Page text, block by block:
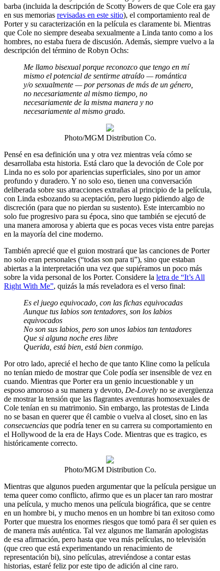
barba (incluida la descripción de Scotty Bowers de que Cole era gay
en sus memorias revisadas en este sitio), el comportamiento real de
Porter y su caracterización en la película es claramente bi. Mientras
que Cole no siempre deseaba sexualmente a Linda tanto como a los
hombres, no estaba fuera de discusión. Además, siempre vuelvo a la
descripción del término de Robyn Ochs:
Me llamo bisexual porque reconozco que tengo en mí
mismo el potencial de sentirme atraído — romántica
y/o sexualmente — por personas de más de un género,
no necesariamente al mismo tiempo, no
necesariamente de la misma manera y no
necesariamente al mismo grado.
Photo/MGM Distribution Co.
Pensé en esa definición una y otra vez mientras veía cómo se
desarrollaba esta historia. Está claro que la devoción de Cole por
Linda no es solo por apariencias superficiales, sino por un amor
profundo y duradero. Y no solo eso, tienen una conversación
deliberada sobre sus atracciones extrañas al principio de la película,
con Linda esbozando su aceptación, pero luego pidiendo algo de
discreción (para que no pierdan su sustento). Este intercambio no
solo fue progresivo para su época, sino que también se ejecutó de
una manera amorosa y abierta que es pocas veces vista entre parejas
en la mayoría del cine moderno.
También aprecié que el guion mostrará que las canciones de Porter
no solo eran personales (“todas son para ti”), sino que estaban
abiertas a la interpretación una vez que supiéramos un poco más
sobre la vida personal de los Porter. Considere la letra de “It’s All
Right With Me”, quizás la más reveladora es el verso final:
Es el juego equivocado, con las fichas equivocadas
Aunque tus labios son tentadores, son los labios
equivocados
No son sus labios, pero son unos labios tan tentadores
Que si alguna noche eres libre
Querida, está bien, está bien conmigo.
Por otro lado, aprecié el hecho de que tanto Kline como la película
no tenían miedo de mostrar que Cole podía ser insensible de vez en
cuando. Mientras que Porter era un genio incuestionable y un
esposo amoroso a su manera y devoto, De-Lovely no se avergüenza
de mostrar la tensión que las flagrantes aventuras homosexuales de
Cole tenían en su matrimonio. Sin embargo, las protestas de Linda
no se basan en querer que él cambie o vuelva al closet, sino en las
consecuencias que podría tener en su carrera su comportamiento en
el Hollywood de la era de Hays Code. Mientras que es tragico, es
históricamente correcto.
Photo/MGM Distribution Co.
Mientras que algunos pueden argumentar que la película persigue un
tema queer como conflicto, afirmo que es un placer tan raro mostrar
una película, y mucho menos una película biográfica, que se centre
en un hombre bi, y mucho menos en un hombre bi tan exitoso como
Porter que muestra los enormes riesgos que tomó para él ser quien es
de manera más auténtica. Tal vez algunos me llamarán apologistas
de esa afirmación, pero hasta que vea más películas, no televisión
(que creo que está experimentando un renacimiento de
representación bi), sino películas, atreviéndose a contar estas
historias, estaré feliz por este tipo de adición al cine raro.